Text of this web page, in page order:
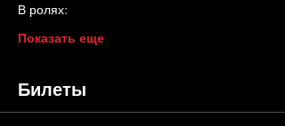
В ролях:
Показать еще
Билеты